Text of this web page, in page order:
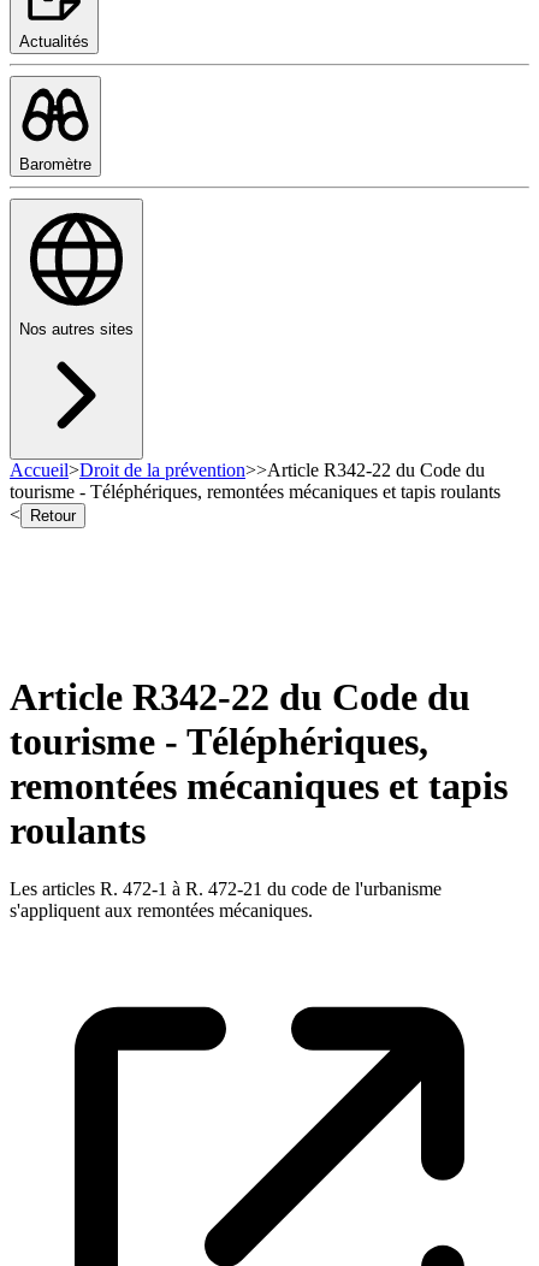
Actualités
Baromètre
Nos autres sites
Accueil>Droit de la prévention>>Article R342-22 du Code du
tourisme - Téléphériques, remontées mécaniques et tapis roulants
<
Retour
Article R342-22 du Code du
tourisme - Téléphériques,
remontées mécaniques et tapis
roulants
Les articles R. 472-1 à R. 472-21 du code de l'urbanisme
s'appliquent aux remontées mécaniques.